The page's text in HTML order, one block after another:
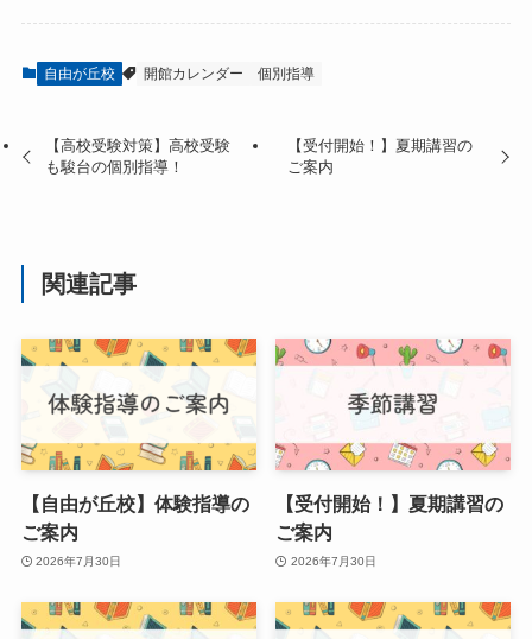
自由が丘校 開館カレンダー 個別指導
【高校受験対策】高校受験
も駿台の個別指導！
【受付開始！】夏期講習の
ご案内
関連記事
【自由が丘校】体験指導の
ご案内
2026年7月30日
【受付開始！】夏期講習の
ご案内
2026年7月30日